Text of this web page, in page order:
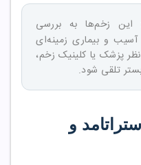
این زخم‌ها به بررسی
و بیماری زمینه‌ای
نظر پزشک یا کلینیک زخم،
تلقی شود.
و